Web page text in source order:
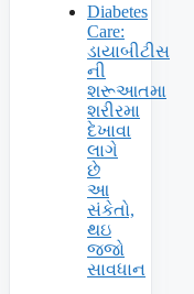
Diabetes
Care:
ડાયાબીટીસ
ની
શરૂઆતમા
શરીરમા
દેખાવા
લાગે
છે
આ
સંકેતો,
થઇ
જજો
સાવધાન